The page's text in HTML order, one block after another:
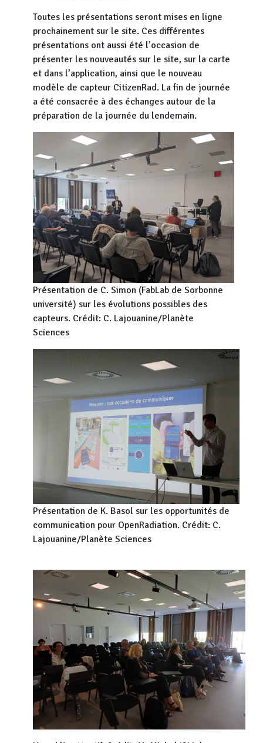
Toutes les présentations seront mises en ligne
prochainement sur le site. Ces différentes
présentations ont aussi été l’occasion de
présenter les nouveautés sur le site, sur la carte
et dans l’application, ainsi que le nouveau
modèle de capteur CitizenRad. La fin de journée
a été consacrée à des échanges autour de la
préparation de la journée du lendemain.
Présentation de C. Simon (FabLab de Sorbonne
université) sur les évolutions possibles des
capteurs. Crédit: C. Lajouanine/Planète
Sciences
Présentation de K. Basol sur les opportunités de
communication pour OpenRadiation. Crédit: C.
Lajouanine/Planète Sciences